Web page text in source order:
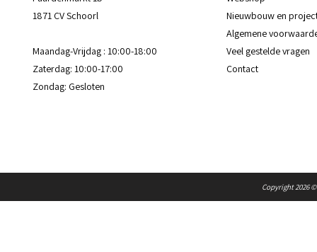
1871 CV Schoorl
Maandag-Vrijdag : 10:00-18:00
Zaterdag: 10:00-17:00
Zondag: Gesloten​​
Nieuwbouw en
Algemene
Veel gestelde vragen
Contact
Copyright 2026